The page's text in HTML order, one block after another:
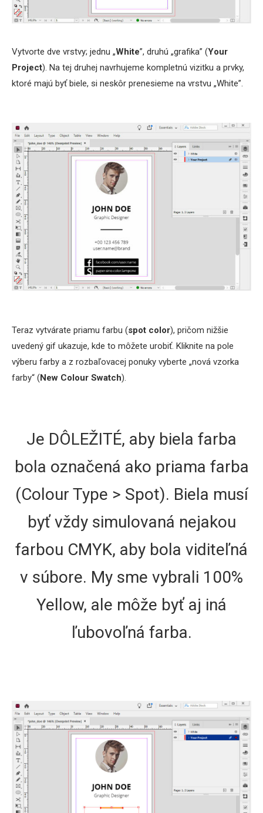
Vytvorte dve vrstvy; jednu „White”, druhú „grafika” (Your
Project). Na tej druhej navrhujeme kompletnú vizitku a prvky,
ktoré majú byť biele, si neskôr prenesieme na vrstvu „White”.
Teraz vytvárate priamu farbu (spot color), pričom nižšie
uvedený gif ukazuje, kde to môžete urobiť. Kliknite na pole
výberu farby a z rozbaľovacej ponuky vyberte „nová vzorka
farby“ (New Colour Swatch).
Je DÔLEŽITÉ, aby biela farba
bola označená ako priama farba
(Colour Type > Spot). Biela musí
byť vždy simulovaná nejakou
farbou CMYK, aby bola viditeľná
v súbore. My sme vybrali 100%
Yellow, ale môže byť aj iná
ľubovoľná farba.